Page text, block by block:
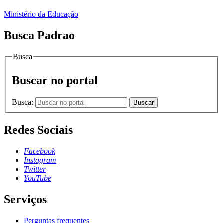
Ministério da Educação
Busca Padrao
Busca
Buscar no portal
Busca: Buscar
Redes Sociais
Facebook
Instagram
Twitter
YouTube
Serviços
Perguntas frequentes